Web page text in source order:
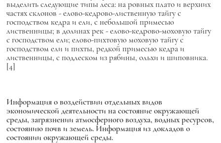
выделить следующие типы леса: на ровных плато и верхних
частях склонов - елово-кедрово-лиственную тайгу с
господством кедра и ели, с небольшой примесью
лиственницы; в долинах рек - елово-кедрово-моховую тайгу
с господством ели; елово-пихтовую моховую тайгу с
господством ели и пихты, редкой примесью кедра и
лиственницы, с подлеском из рябины, ольхи и шиповника.
[4]
Информация о воздействии отдельных видов
экономической деятельности на состояние окружающей
среды, загрязнении атмосферного воздуха, водных ресурсов,
состоянию почв и земель. Информация из докладов о
состоянии окружающей среды.